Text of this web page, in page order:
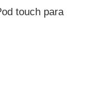
touch para